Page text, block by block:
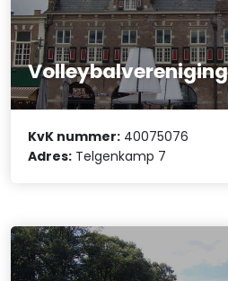
KvK nummer: 40075076
Adres: Telgenkamp 7